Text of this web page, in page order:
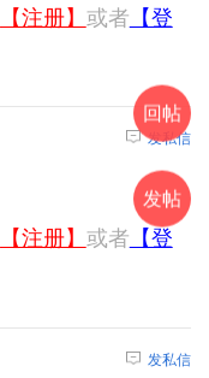
【注册】 或者 【登
发私信
【注册】 或者 【登
发私信
回帖
发帖